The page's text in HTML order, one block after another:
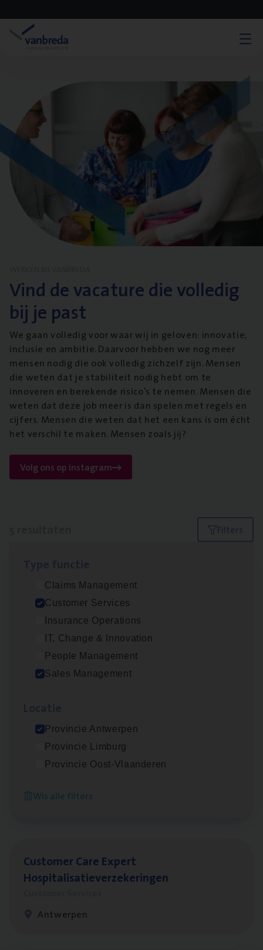
Vind de vacature die volledig
bij je past
We gaan volledig voor waar wij in geloven: innovatie,
inclusie en ambitie. Daarvoor hebben we nog meer
mensen nodig die ook volledig zichzelf zijn. Mensen
die weten dat je stabiliteit nodig hebt om te
innoveren en berekende risico’s te nemen. Mensen die
weten dat deze job meer is dan spelen met regels en
cijfers. Mensen die weten dat het een kans is om écht
het verschil te maken. Mensen zoals jij?
Volg ons op instagram
Filters
Claims Management
Customer Services
Insurance Operations
IT, Change & Innovation
People Management
Sales Management
Provincie Antwerpen
Provincie Limburg
Provincie Oost-Vlaanderen
Wis alle filters
Insu­ran­ce Bro­ker Trans­port
Antwerpen
Busi­ness Mana­ger Mari­ne Cargo
Cor­po­ra­te Insu­ran­ce Bro­ker Property
Antwerpen
Cus­to­mer Care Expert
Hospitalisatieverzekeringen
Antwerpen